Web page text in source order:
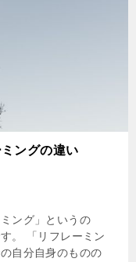
ングの違い
ング」というの
。 「リフレーミン
自分自身のものの